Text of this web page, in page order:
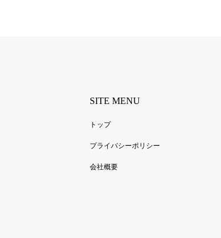
SITE MENU
トップ
プライバシーポリシー
会社概要